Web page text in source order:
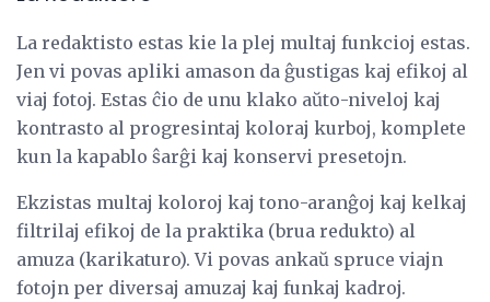
La redaktisto estas kie la plej multaj funkcioj estas.
Jen vi povas apliki amason da ĝustigas kaj efikoj al
viaj fotoj. Estas ĉio de unu klako aŭto-niveloj kaj
kontrasto al progresintaj koloraj kurboj, komplete
kun la kapablo ŝarĝi kaj konservi presetojn.
Ekzistas multaj koloroj kaj tono-aranĝoj kaj kelkaj
filtrilaj efikoj de la praktika (brua redukto) al
amuza (karikaturo). Vi povas ankaŭ spruce viajn
fotojn per diversaj amuzaj kaj funkaj kadroj.